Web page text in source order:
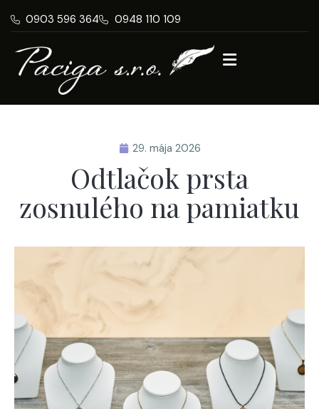
0903 596 364 0948 110 109
29. mája 2026
Odtlačok prsta
zosnulého na pamiatku